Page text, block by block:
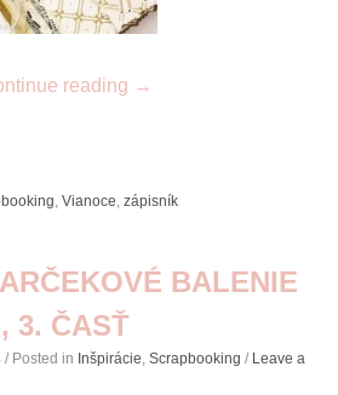
reading →
,Vianoce,zápisník
BALENIE
3. ČASŤ
/ Posted in Inšpirácie,Scrapbooking / Leave a